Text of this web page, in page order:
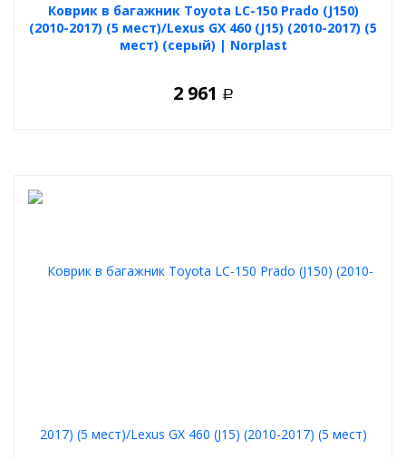
Коврик в багажник Toyota LC-150 Prado (J150)
(2010-2017) (5 мест)/Lexus GX 460 (J15) (2010-2017) (5
мест) (серый) | Norplast
2 961 Р